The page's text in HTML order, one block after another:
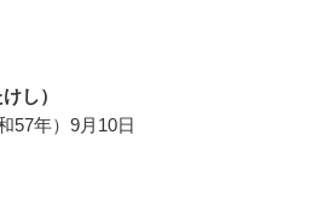
し）
57年）9月10日